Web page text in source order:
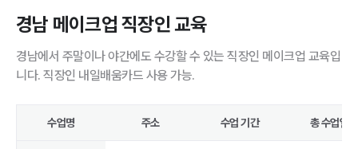
경남 메이크업 직장인 교육
경남에서 주말이나 야간에도 수강할 수 있는 직장인 메이크업 교육입
니다. 직장인 내일배움카드 사용 가능.
수업명 주소 수업 기간 총 수업일